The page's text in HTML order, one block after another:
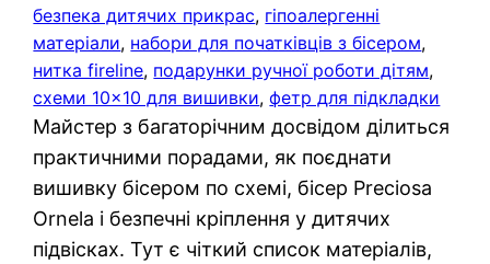
безпека дитячих прикрас, гіпоалергенні
матеріали, набори для початківців з бісером
нитка fireline, подарунки ручної роботи дітям
схеми 10×10 для вишивки, фетр для підкладки
Майстер з багаторічним досвідом ділиться
практичними порадами, як поєднати
вишивку бісером по схемі, бісер Preciosa
Ornela і безпечні кріплення у дитячих
підвісках. Тут є чіткий список матеріалів,